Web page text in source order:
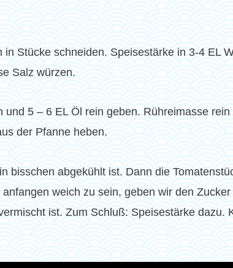
in Stücke schneiden. Speisestärke in 3-4 EL
Salz würzen.
und 5 – 6 EL Öl rein geben. Rühreimasse
der Pfanne heben.
bisschen abgekühlt ist. Dann die
weich zu sein, geben wir den
ist. Zum Schluß: Speisestärke dazu.